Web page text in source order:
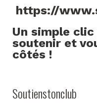
https://
Un simple
soutenir et
côtés !
Soutienstonclub